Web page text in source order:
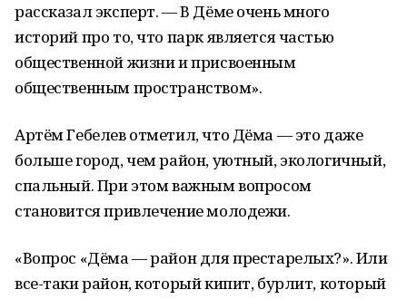
рассказал эксперт. — В Дёме очень много
историй про то, что парк является частью
общественной жизни и присвоенным
общественным пространством».
Артём Гебелев отметил, что Дёма — это даже
больше город, чем район, уютный, экологичный,
спальный. При этом важным вопросом
становится привлечение молодежи.
«Вопрос «Дёма — район для престарелых?». Или
все-таки район, который кипит, бурлит, который